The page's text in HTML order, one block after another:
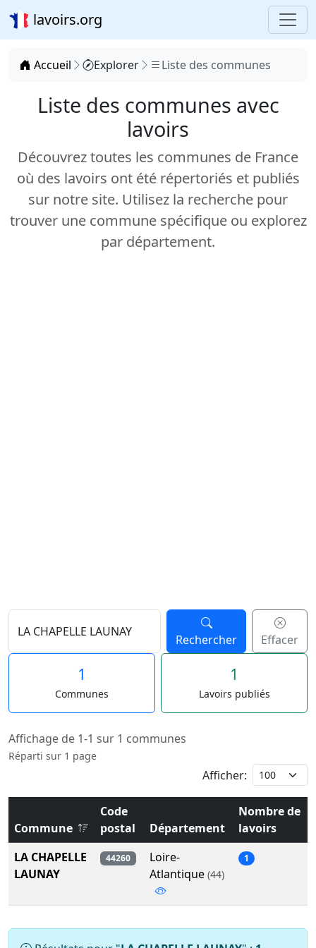
lavoirs.org
Accueil Explorer Liste des communes
Liste des communes avec
lavoirs
Découvrez toutes les communes de France
où des lavoirs ont été répertoriés et publiés
sur notre site. Utilisez la recherche pour
trouver une commune spécifique ou explorez
par département.
Rechercher Effacer
1
Communes
1
Lavoirs publiés
Affichage de 1-1 sur 1 communes
Réparti sur 1 page
Afficher:
Commune
Code
postal
Département
Nombre de
lavoirs
LA CHAPELLE
LAUNAY
44260
Loire-
Atlantique (44)
1